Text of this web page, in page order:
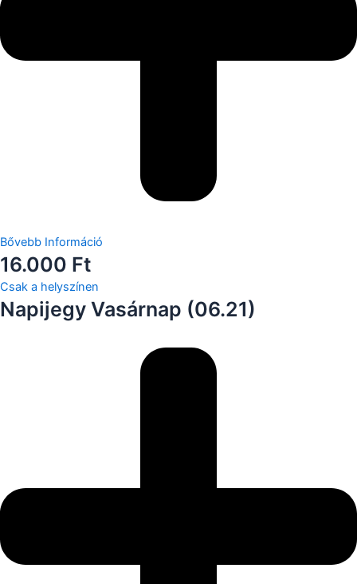
Bővebb Információ
16.000 Ft
Csak a helyszínen
Napijegy Vasárnap (06.21)